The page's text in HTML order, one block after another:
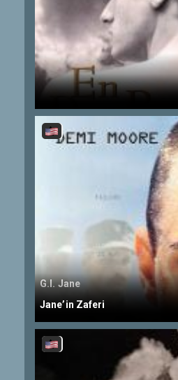
G.I. Jane
Jane’in Zaferi